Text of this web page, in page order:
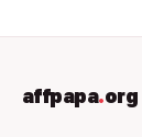
affpapa.org